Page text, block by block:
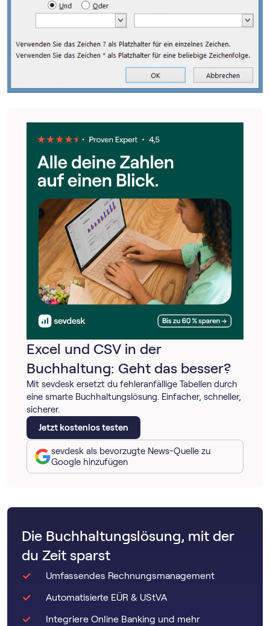
Excel und CSV in der
Buchhaltung: Geht das besser?
Mit sevdesk ersetzt du fehleranfällige Tabellen durch
eine smarte Buchhaltungslösung. Einfacher, schneller,
sicherer.
Jetzt kostenlos testen
sevdesk als bevorzugte News-Quelle zu
Google hinzufügen
Die Buchhaltungslösung, mit der
du Zeit sparst
Umfassendes Rechnungsmanagement
Automatisierte EÜR & UStVA
Integriere Online Banking und mehr